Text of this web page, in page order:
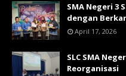
SMA Negeri 3
dengan
April 17, 2026
SLC SMA
Reorganisasi